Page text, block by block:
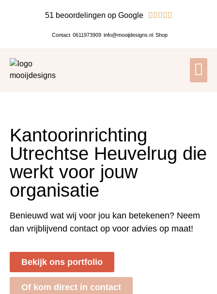
51 beoordelingen op Google     
Contact 0611973909 info@mooijdesigns.nl Shop
Kantoorinrichting
Utrechtse Heuvelrug die
werkt voor jouw
organisatie
Benieuwd wat wij voor jou kan betekenen? Neem
dan vrijblijvend contact op voor advies op maat!
Bekijk ons portfolio
Of kom direct in contact